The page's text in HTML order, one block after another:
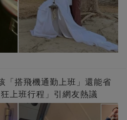
「搭飛機通勤上班」還能省
上班行程」引網友熱議